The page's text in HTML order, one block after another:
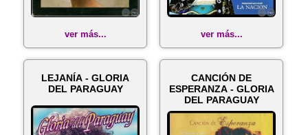
ver más... ver más...
LEJANÍA - GLORIA
DEL PARAGUAY
CANCIÓN DE
ESPERANZA - GLORIA
DEL PARAGUAY